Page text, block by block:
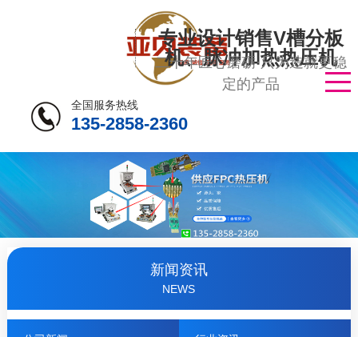
专业设计销售V槽分板
机、脉冲加热热压机
二十年匠心磨砺·只为造就更稳
定的产品
全国服务热线
135-2858-2360
新闻资讯
NEWS